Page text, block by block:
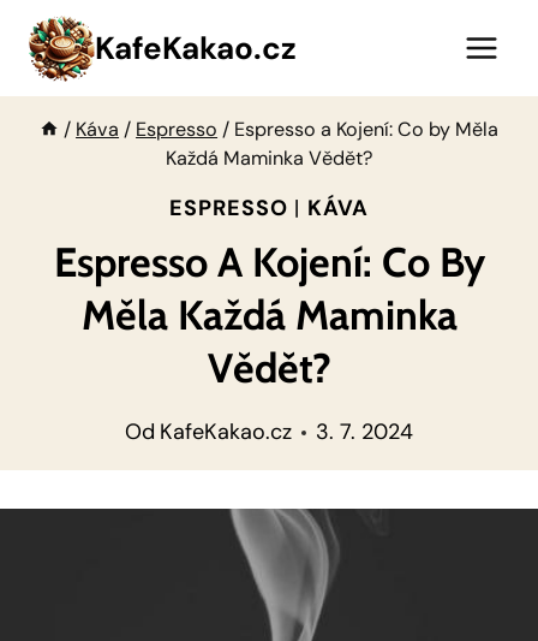
Přeskočit
obsah
KafeKakao.cz
/ Káva / Espresso / Espresso a Kojení: Co by Měla
Každá Maminka Vědět?
ESPRESSO | KÁVA
Espresso A Kojení: Co By
Měla Každá Maminka
Vědět?
Od KafeKakao.cz 3. 7. 2024